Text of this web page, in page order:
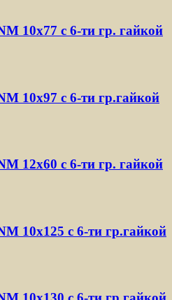
10х77 с 6-ти гр. гайкой
10х97 с 6-ти гр.гайкой
12х60 с 6-ти гр. гайкой
10х125 с 6-ти гр.гайкой